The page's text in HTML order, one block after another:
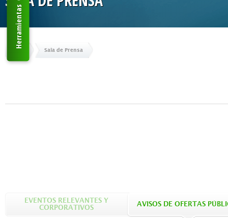
Inicio Sala de Prensa
EVENTOS RELEVANTES Y
CORPORATIVOS
AVISOS DE OFERTAS
Herramientas